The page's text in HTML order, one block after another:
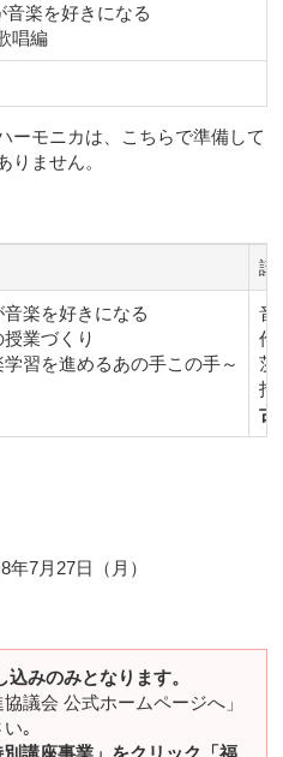
音楽を好きになる
唱編
ーモニカは、こちらで準備して
りません。
講
楽を好きになる
業づくり
学習を進めるあの手この手～
音
作
茨
指
古
7月27日（月）
込みのみとなります。
議会 公式ホームページへ」
｡
別講座事業」をクリック「福